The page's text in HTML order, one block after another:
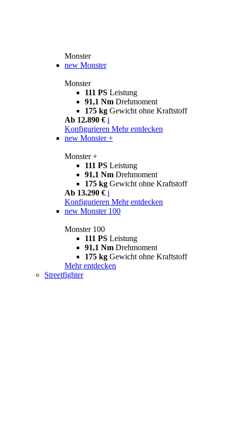
Monster
new Monster
Monster
111 PS Leistung
91,1 Nm Drehmoment
175 kg Gewicht ohne Kraftstoff
Ab 12.890 € i
Konfigurieren Mehr entdecken
new Monster +
Monster +
111 PS Leistung
91,1 Nm Drehmoment
175 kg Gewicht ohne Kraftstoff
Ab 13.290 € i
Konfigurieren Mehr entdecken
new Monster 100
Monster 100
111 PS Leistung
91,1 Nm Drehmoment
175 kg Gewicht ohne Kraftstoff
Mehr entdecken
Streetfighter